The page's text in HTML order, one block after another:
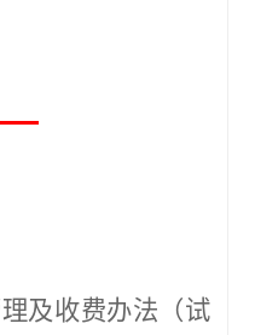
及收费办法（试